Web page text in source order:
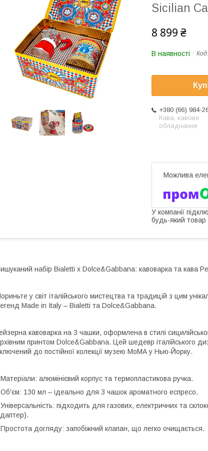
Sicilian
8 899 ₴
В наявності Код:
+380 (66) 984-
Кава, кавове
обладнання
У компанії
будь-який
набір Bialetti x Dolce&Gabbana: кавоварка та кава
у світ італійського мистецтва та традицій з цим
Made in Italy – Bialetti та Dolce&Gabbana.
кавоварка на 3 чашки, оформлена в стилі
принтом Dolce&Gabbana. Цей шедевр італійського
до постійної колекції музею MoMA у Нью-Йорку.
алюмінієвий корпус та термопластикова ручка.
130 мл – ідеально для 3 чашок ароматного еспресо.
підходить для газових, електричних та
догляду: запобіжний клапан, що легко очищається.